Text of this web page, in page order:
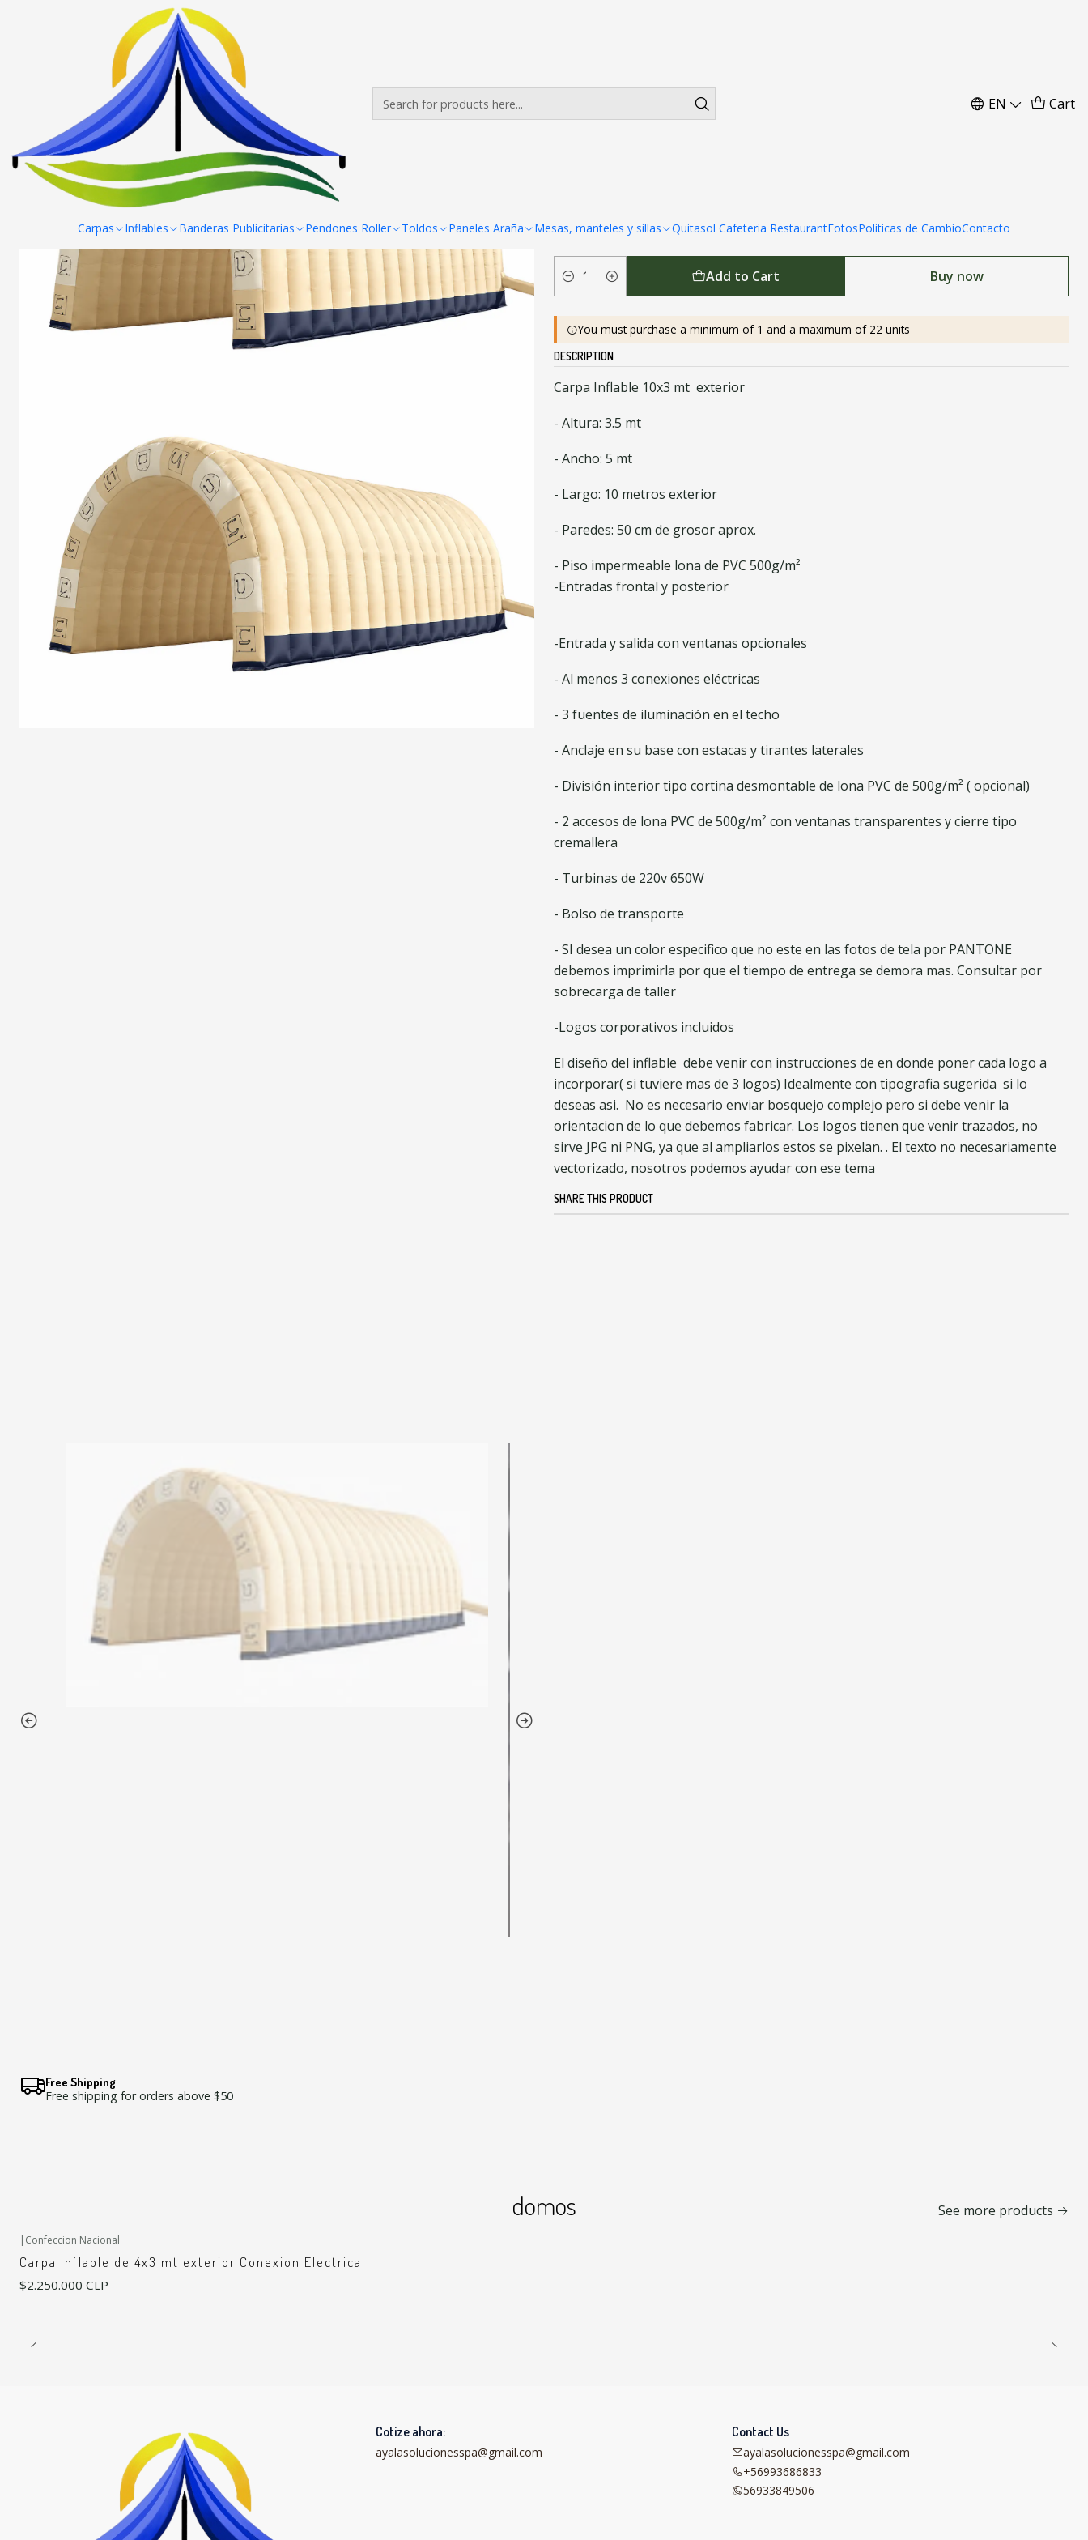
EN Cart
Carpas Inflables Banderas Publicitarias Pendones Roller Toldos Paneles Araña Mesas, manteles y sillas Quitasol Cafeteria RestaurantFotosPoliticas de CambioContacto
domos Carpa Inflable 10x5 mt con conexion electrica
|
Carpa Inflable 10x5 mt con conexion
Quantity Add to Cart Buy now
You must purchase a minimum of 1 and a maximum of 22 units
DESCRIPTION
Carpa Inflable 10x3 mt exterior
- Altura: 3.5 mt
- Ancho: 5 mt
- Largo: 10 metros exterior
- Paredes: 50 cm de grosor aprox.
- Piso impermeable lona de PVC 500g/m²
-Entradas frontal y posterior
-Entrada y salida con ventanas opcionales
- Al menos 3 conexiones eléctricas
- 3 fuentes de iluminación en el techo
- Anclaje en su base con estacas y tirantes laterales
- División interior tipo cortina desmontable de lona PVC de 500g/m² ( opcional)
- 2 accesos de lona PVC de 500g/m² con ventanas transparentes y cierre tipo
cremallera
- Turbinas de 220v 650W
- Bolso de transporte
- SI desea un color especifico que no este en las fotos de tela por PANTONE
debemos imprimirla por que el tiempo de entrega se demora mas. Consultar por
sobrecarga de taller
-Logos corporativos incluidos
El diseño del inflable debe venir con instrucciones de en donde poner cada logo a
incorporar( si tuviere mas de 3 logos) Idealmente con tipografia sugerida si lo
deseas asi. No es necesario enviar bosquejo complejo pero si debe venir la
orientacion de lo que debemos fabricar. Los logos tienen que venir trazados, no
sirve JPG ni PNG, ya que al ampliarlos estos se pixelan. . El texto no necesariamente
vectorizado, nosotros podemos ayudar con ese tema
SHARE THIS PRODUCT
Free Shipping
Free shipping for orders above $50
domos See more products
| Confeccion Nacional
Carpa Inflable de 4x3 mt exterior Conexion Electrica
$2.250.000 CLP
Cotize ahora:
ayalasolucionesspa@gmail.com
Contact Us
ayalasolucionesspa@gmail.com
+56993686833
56933849506